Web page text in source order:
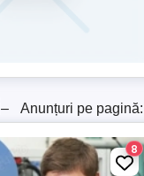
– Anunțuri pe pagină:
8